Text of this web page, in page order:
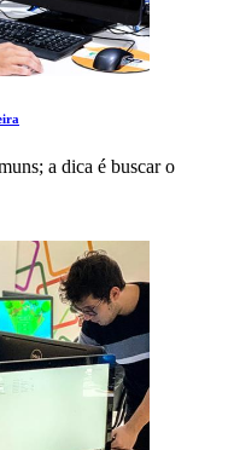
a dica é buscar o